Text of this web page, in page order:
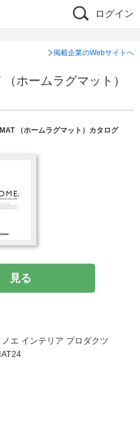
ログイン
掲載企業のWebサイトへ
ホームラグマット）
（ホームラグマット）カタログ
見る
エ インテリア プロダクツ